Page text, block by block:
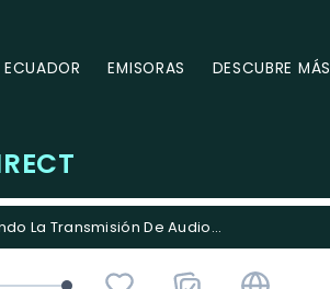
ECUADOR EMISORAS DESCUBRE MÁS
La Transmisión De Audio...